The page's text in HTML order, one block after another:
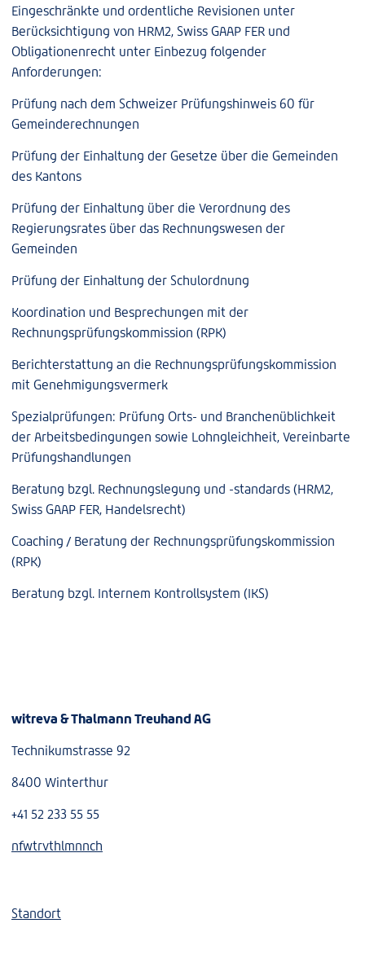
Eingeschränkte und ordentliche Revisionen unter
Berücksichtigung von HRM2, Swiss GAAP FER und
Obligationenrecht unter Einbezug folgender
Anforderungen:
Prüfung nach dem Schweizer Prüfungshinweis 60 für
Gemeinderechnungen
Prüfung der Einhaltung der Gesetze über die Gemeinden
des Kantons
Prüfung der Einhaltung über die Verordnung des
Regierungsrates über das Rechnungswesen der
Gemeinden
Prüfung der Einhaltung der Schulordnung
Koordination und Besprechungen mit der
Rechnungsprüfungskommission (RPK)
Berichterstattung an die Rechnungsprüfungskommission
mit Genehmigungsvermerk
Spezialprüfungen: Prüfung Orts- und Branchenüblichkeit
der Arbeitsbedingungen sowie Lohngleichheit, Vereinbarte
Prüfungshandlungen
Beratung bzgl. Rechnungslegung und -standards (HRM2,
Swiss GAAP FER, Handelsrecht)
Coaching / Beratung der Rechnungsprüfungskommission
(RPK)
Beratung bzgl. Internem Kontrollsystem (IKS)
witreva & Thalmann Treuhand AG
Technikumstrasse 92
8400 Winterthur
+41 52 233 55 55
nfwtrvthlmnnch
Standort